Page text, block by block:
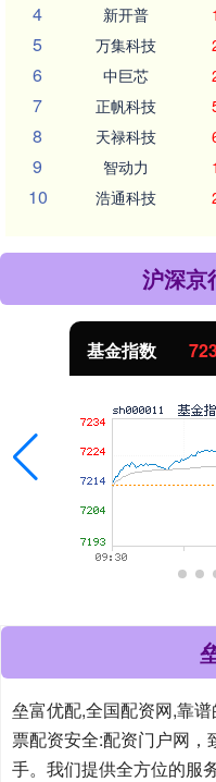
4 新开普
5 万集科技
6 中巨芯
7 正帆科技
8 天禄科技
9 智动力
10 浩通科技
沪深京
基金指数
垒富优配,全国配资网,靠
票配资安全:配资门户网
手。我们提供全方位的服